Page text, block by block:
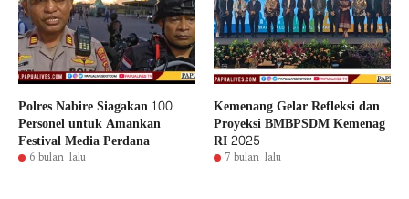
Polres Nabire Siagakan 100
Personel untuk Amankan
Festival Media Perdana
6 bulan lalu
Kemenang Gelar Refleksi dan
Proyeksi BMBPSDM Kemenag
RI 2025
7 bulan lalu